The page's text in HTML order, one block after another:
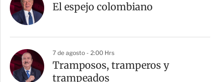
El espejo colombiano
7 de agosto - 2:00 Hrs
Tramposos, tramperos y
trampeados